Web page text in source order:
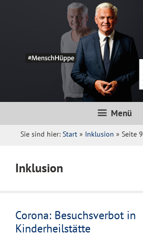
Menü
Sie sind hier: Start » Inklusion » Seite 9
Inklusion
Corona: Besuchsverbot in
Kinderheilstätte